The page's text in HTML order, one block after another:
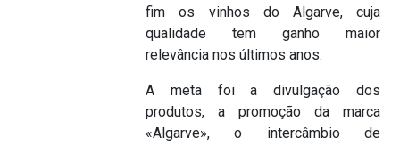
fim os vinhos do Algarve, cuja
qualidade tem ganho maior
relevância nos últimos anos.
A meta foi a divulgação dos
produtos, a promoção da marca
«Algarve», o intercâmbio de